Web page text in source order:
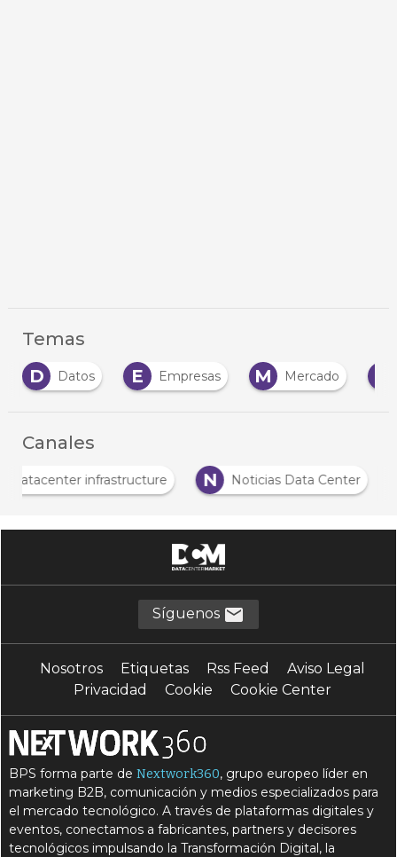
Temas
D
Datos E Empresas M Mercado
Canales
Datacenter infrastructure N Noticias Data Center
Síguenos
Nosotros Etiquetas Rss Feed
Aviso Legal
Privacidad
Cookie Cookie Center
BPS forma parte deNextwork360, grupo europeo líder en
marketing B2B, comunicación y medios especializados para
el mercado tecnológico. A través de plataformas digitales y
eventos, conectamos a fabricantes, partners y decisores
tecnológicos impulsando la Transformación Digital, la